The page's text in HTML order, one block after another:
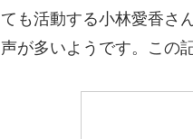
も活動する小林愛香
が多いようです。この